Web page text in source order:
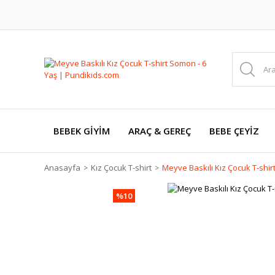
BEBEK GİYİM ARAÇ & GEREÇ BEBE ÇEYİZ
Anasayfa Kız Çocuk T-shirt Meyve Baskılı Kız Çocuk T-
%10